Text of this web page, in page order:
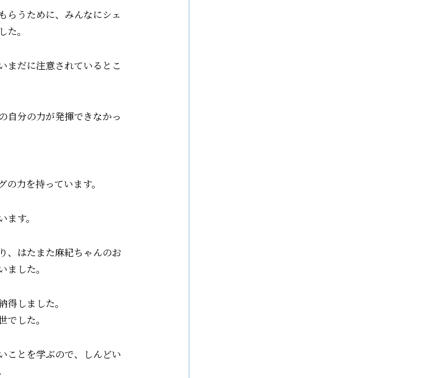
らうために、みんなにシェ
。
まだに注意されているとこ
自分の力が発揮できなかっ
力を持っています。
す。
、はたまた麻紀ちゃんのお
した。
しました。
した。
ことを学ぶので、しんどい